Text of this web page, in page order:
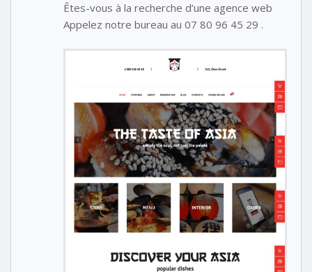
Êtes-vous à la recherche d’une agence web
Appelez notre bureau au 07 80 96 45 29 .